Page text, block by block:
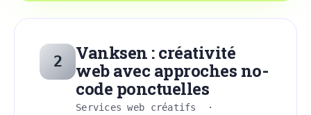
2
Vanksen : créativité
web avec approches no-
code ponctuelles
Services web créatifs ·